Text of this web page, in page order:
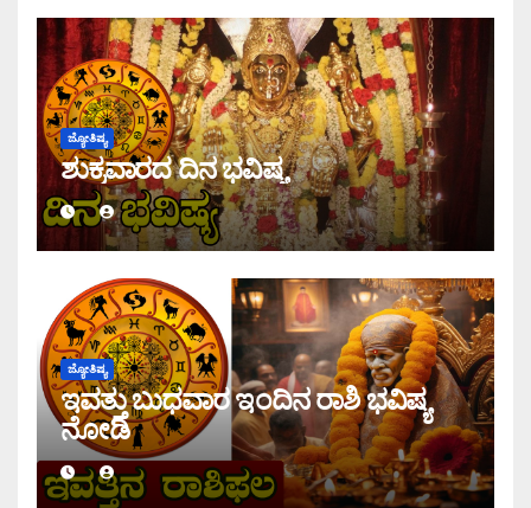
ಜ್ಯೋತಿಷ್ಯ
ಶುಕ್ರವಾರದ ದಿನ ಭವಿಷ್ಯ
ಜ್ಯೋತಿಷ್ಯ
ಇವತ್ತು ಬುಧವಾರ ಇಂದಿನ ರಾಶಿ ಭವಿಷ್ಯ
ನೋಡಿ